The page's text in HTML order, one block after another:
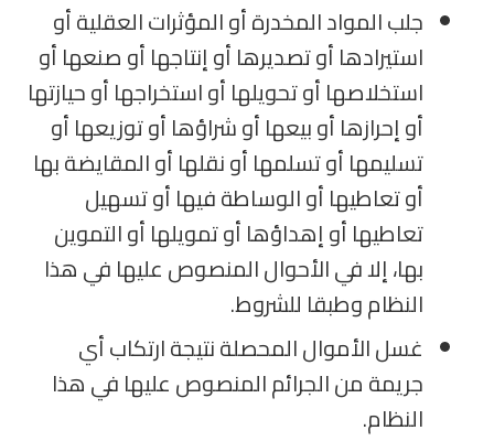
جلب المواد المخدرة أو المؤثرات العقلية أو
استيرادها أو تصديرها أو إنتاجها أو صنعها أو
استخلاصها أو تحويلها أو استخراجها أو حيازتها
أو إحرازها أو بيعها أو شراؤها أو توزيعها أو
تسليمها أو تسلمها أو نقلها أو المقايضة بها
أو تعاطيها أو الوساطة فيها أو تسهيل
تعاطيها أو إهداؤها أو تمويلها أو التموين
بها، إلا في الأحوال المنصوص عليها في هذا
النظام وطبقا للشروط.
غسل الأموال المحصلة نتيجة ارتكاب أي
جريمة من الجرائم المنصوص عليها في هذا
النظام.